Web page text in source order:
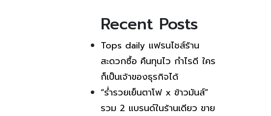
Recent Posts
Tops daily แฟรนไชส์ร้าน
สะดวกซื้อ คืนทุนไว กำไรดี ใคร
ก็เป็นเจ้าของธุรกิจได้
“ร่ำรวยเย็นตาโฟ x ข้าวมันส์”
รวม 2 แบรนด์ในร้านเดียว ขาย